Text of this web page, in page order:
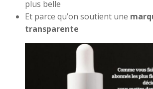
plus belle
Et parce qu’on soutient une
transparente